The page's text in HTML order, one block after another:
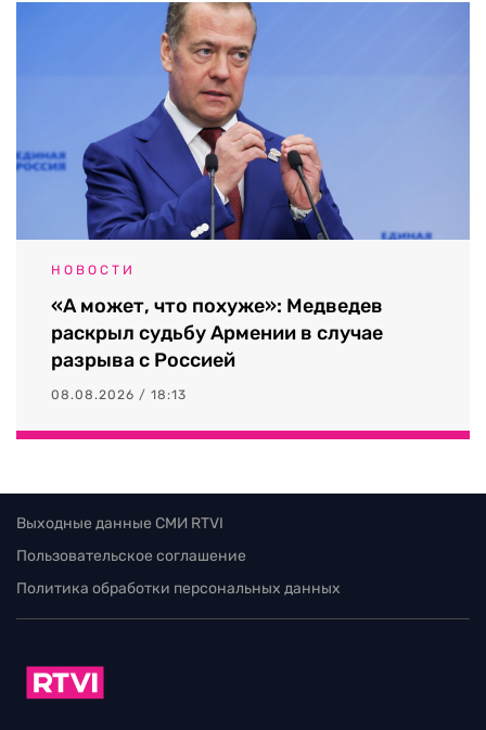
НОВОСТИ
«А может, что похуже»: Медведев
раскрыл судьбу Армении в случае
разрыва с Россией
08.08.2026 / 18:13
Выходные данные СМИ RTVI
Пользовательское соглашение
Политика обработки персональных данных